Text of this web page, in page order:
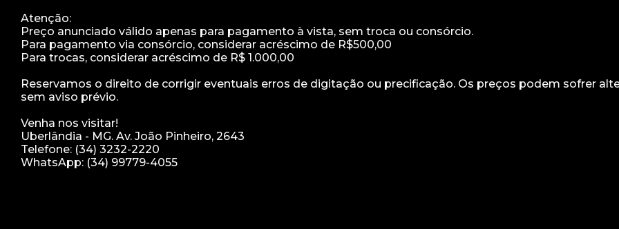
Atenção:
Preço anunciado válido apenas para pagamento à vista, sem troca ou consórcio.
Para pagamento via consórcio, considerar acréscimo de R$500,00
Para trocas, considerar acréscimo de R$ 1.000,00
Reservamos o direito de corrigir eventuais erros de digitação ou precificação. Os preços podem sofrer
sem aviso prévio.
Venha nos visitar!
Uberlândia - MG. Av. João Pinheiro, 2643
Telefone: (34) 3232-2220
WhatsApp: (34) 99779-4055